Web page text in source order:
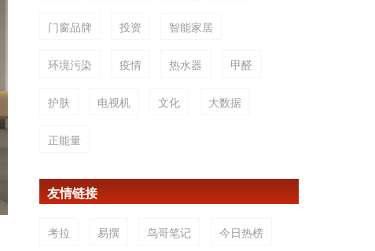
门窗品牌 投资 智能家居
环境污染 疫情 热水器 甲醛
护肤 电视机 文化 大数据
正能量
友情链接
考拉 易撰 鸟哥笔记 今日热榜